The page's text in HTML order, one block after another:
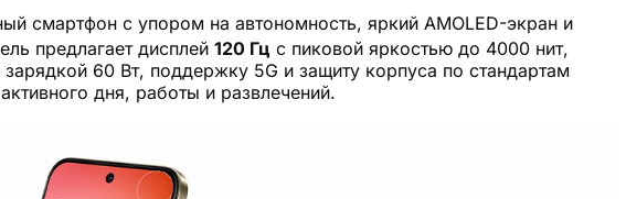
смартфон с упором на автономность, яркий AMOLED-экран и
предлагает дисплей 120 Гц с пиковой яркостью до 4000 нит,
60 Вт, поддержку 5G и защиту корпуса по стандартам
дня, работы и развлечений.